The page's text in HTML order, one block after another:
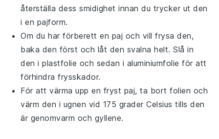
återställa dess smidighet innan du trycker ut den
i en pajform.
Om du har förberett en paj och vill frysa den,
baka den först och låt den svalna helt. Slå in
den i plastfolie och sedan i aluminiumfolie för att
förhindra frysskador.
För att värma upp en fryst paj, ta bort folien och
värm den i ugnen vid 175 grader Celsius tills den
är genomvarm och gyllene.